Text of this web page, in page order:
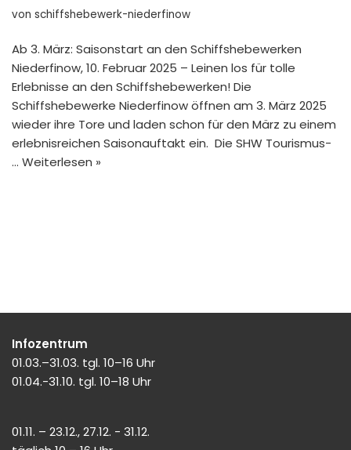
von schiffshebewerk-niederfinow
Ab 3. März: Saisonstart an den Schiffshebewerken
Niederfinow, 10. Februar 2025 – Leinen los für tolle
Erlebnisse an den Schiffshebewerken! Die
Schiffshebewerke Niederfinow öffnen am 3. März 2025
wieder ihre Tore und laden schon für den März zu einem
erlebnisreichen Saisonauftakt ein. Die SHW Tourismus-
… Weiterlesen »
Infozentrum
01.03.–31.03. tgl. 10–16 Uhr
01.04.-31.10. tgl. 10–18 Uhr
01.11. – 23.12., 27.12. - 31.12.